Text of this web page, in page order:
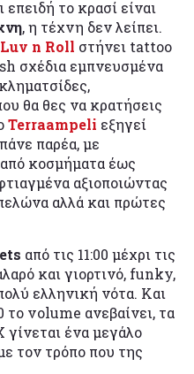
επειδή το κρασί είναι
, η τέχνη δεν λείπει.
Luv n Roll στήνει tattoo
σχέδια εμπνευσμένα
θα θες να κρατήσεις
Terraampeli εξηγεί
παρέα, με
από κοσμήματα έως
αξιοποιώντας
αλλά και πρώτες
από τις 11:00 μέχρι τις
και γιορτινό, funky,
ελληνική νότα. Και
το volume ανεβαίνει, τα
ένα μεγάλο
τον τρόπο που της